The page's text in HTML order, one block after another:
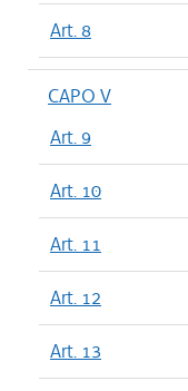
Art. 8
CAPO V
Art. 9
Art. 10
Art. 11
Art. 12
Art. 13